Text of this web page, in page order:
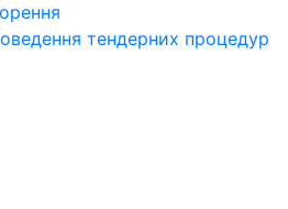
тендерних процедур